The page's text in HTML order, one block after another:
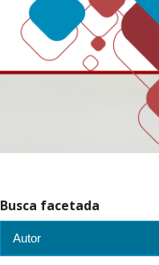
Busca facetada
Autor